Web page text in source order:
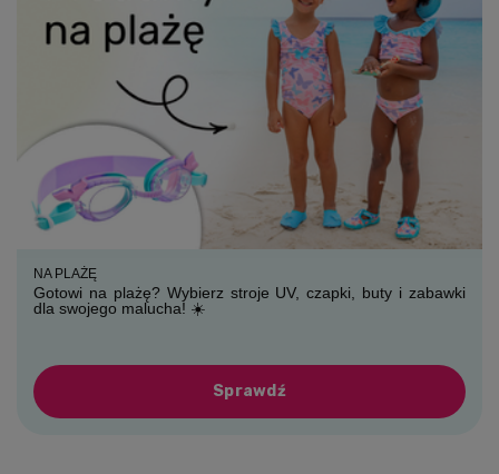
NA PLAŻĘ
Gotowi na plażę? Wybierz stroje UV, czapki, buty i zabawki
dla swojego malucha! ☀️
Sprawdź